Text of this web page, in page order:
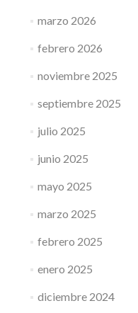
marzo 2026
febrero 2026
noviembre 2025
septiembre 2025
julio 2025
junio 2025
mayo 2025
marzo 2025
febrero 2025
enero 2025
diciembre 2024